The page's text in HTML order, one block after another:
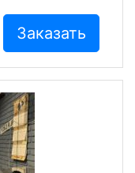
Заказать